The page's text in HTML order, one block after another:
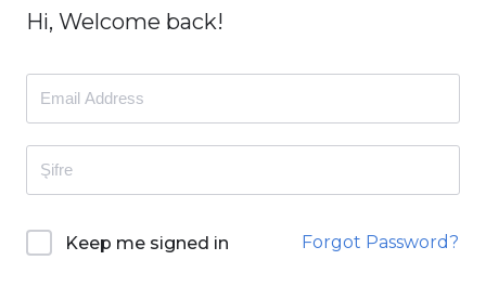
Hi, Welcome back!
Keep me signed in Forgot Password?